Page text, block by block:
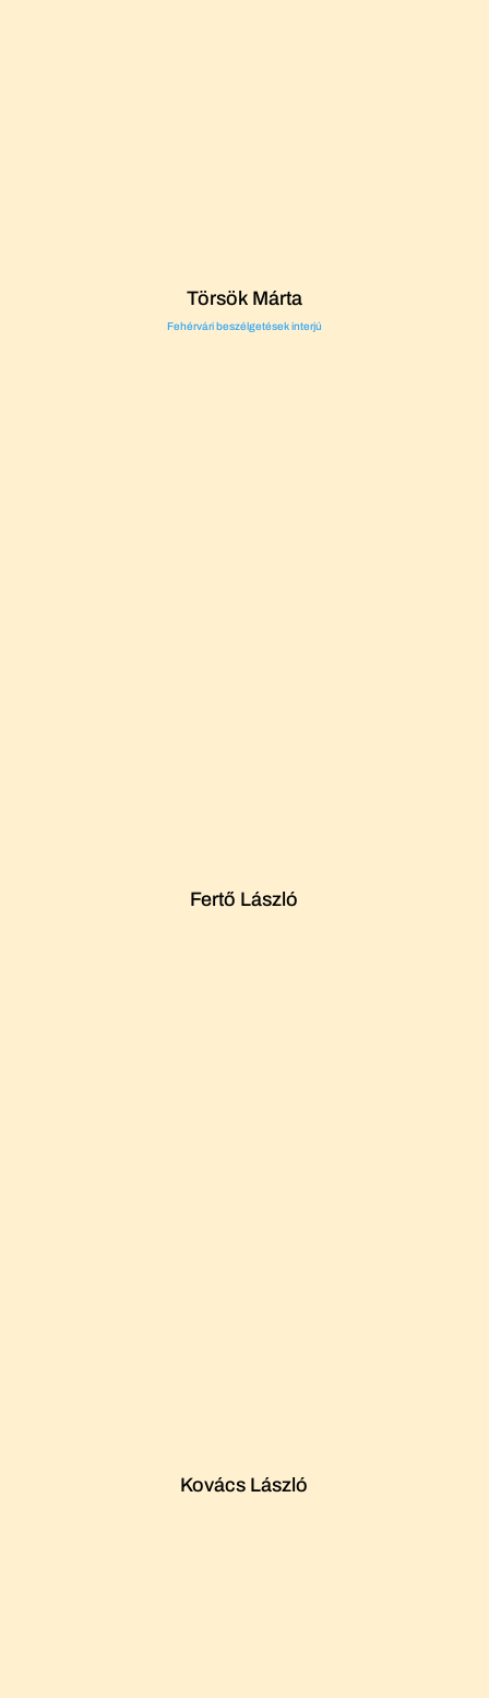
Törsök Márta
Fehérvári beszélgetések interjú
Fertő László
Kovács László